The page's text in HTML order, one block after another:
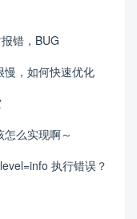
错，BUG
慢，如何快速优化
么实现啊～
执行错误？